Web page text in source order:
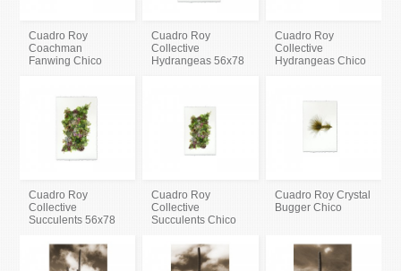
Cuadro Roy
Coachman
Fanwing Chico
Cuadro Roy
Collective
Hydrangeas 56x78
Cuadro Roy
Collective
Hydrangeas Chico
Cuadro Roy
Collective
Succulents 56x78
Cuadro Roy
Collective
Succulents Chico
Cuadro Roy Crystal
Bugger Chico